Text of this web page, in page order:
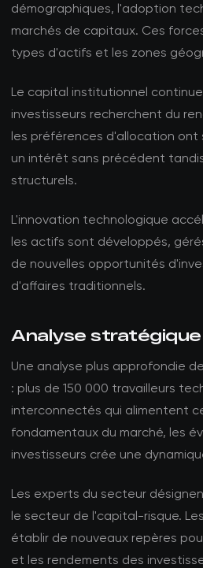
démographiques, l'adoption
marchés de capitaux. Ces
types d'actifs et les zones
Le capital institutionnel
investisseurs recherchent du
les préférences d'allocation
un intérêt sans précédent
structurels.
L'innovation technologique
les actifs sont développés,
de nouvelles opportunités
d'affaires traditionnels.
Analyse stratégique
Une analyse plus approfondie
: plus de 150 000 travailleurs
interconnectés qui alimentent
fondamentaux du marché, les
investisseurs crée une
Les experts du secteur
le secteur de l'capital-risque.
établir de nouveaux repères
et les rendements des